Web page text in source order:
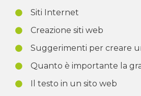
Siti Internet
Creazione siti web
Suggerimenti per creare
Quanto è importante la
Il testo in un sito web